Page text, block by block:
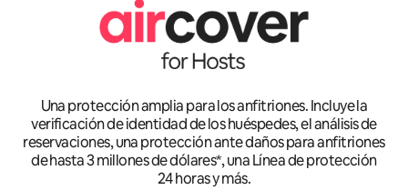
Una protección amplia para los anfitriones. Incluye la
verificación de identidad de los huéspedes, el análisis de
reservaciones, una protección ante daños para anfitriones
de hasta 3 millones de dólares*, una Línea de protección
24 horas y más.